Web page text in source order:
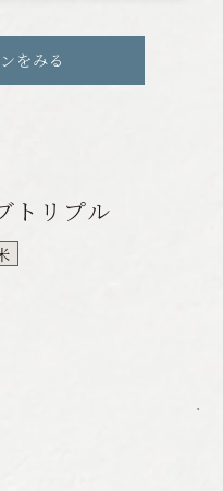
をみる
トリプル